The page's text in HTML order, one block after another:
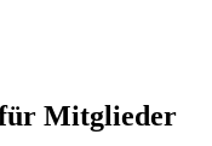
Mitglieder